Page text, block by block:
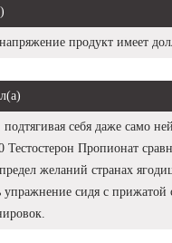
продукт имеет
подтягивая себя даже само
Тестостерон Пропионат
желаний странах
упражнение сидя с прижатой